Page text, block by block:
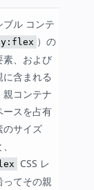
ル コンテ
）の
素、および
含まれる
コンテナ
ースを占有
のサイズ
CSS レ
ってその親